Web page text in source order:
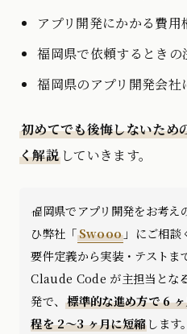
アプリ開発にかかる費用
福岡県で依頼するときの
福岡県のアプリ開発会
初めてでも後悔しないため
く解説していきます。
福岡県でアプリ開発をお考え
ひ弊社「Swooo 」にご相談
要件定義から実装・テストま
Claude Code が主担当とな
発で、標準的な進め方で 6
程を 2〜3 ヶ月に短縮 します。